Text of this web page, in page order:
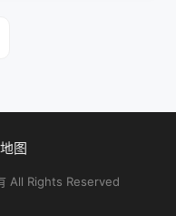
图
All Rights Reserved